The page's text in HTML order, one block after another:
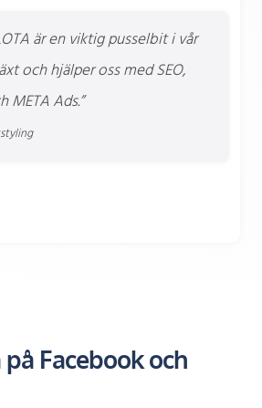
är en viktig pusselbit i vår
och hjälper oss med SEO,
META Ads.”
Facebook och